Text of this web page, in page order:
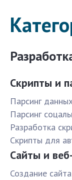
Скрипты и
Парсинг
Парсинг
Разработка
Скрипты для
Сайты и
Создание сайта